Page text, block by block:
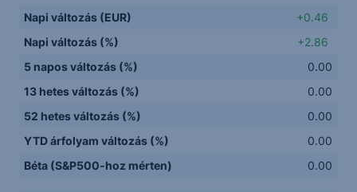
Napi változás (EUR)
+0.46
Napi változás (%)
+2.86
5 napos változás (%)
0.00
13 hetes változás (%)
0.00
52 hetes változás (%)
0.00
YTD árfolyam változás (%)
0.00
Béta (S&P500-hoz mérten)
0.00